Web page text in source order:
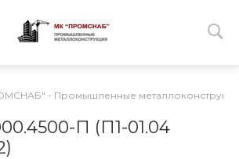
- Промышленные
П (П1-01.04